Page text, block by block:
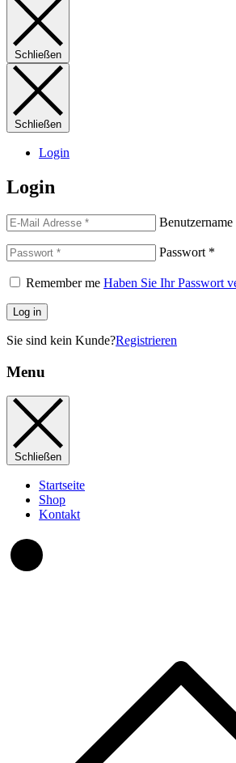
Schließen
Schließen
Login
Login
Passwort *
Remember me Haben Sie Ihr Passwort
Log in
Sie sind kein Kunde?Registrieren
Menu
Schließen
Startseite
Shop
Kontakt